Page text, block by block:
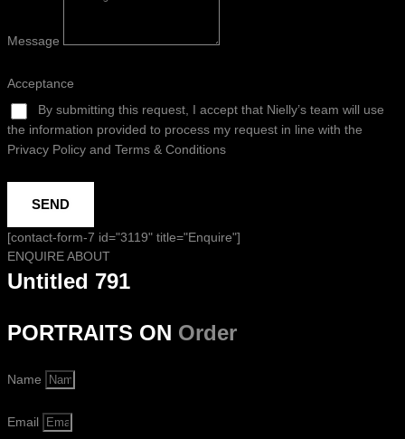
Message
Acceptance
By submitting this request, I accept that Nielly’s team will use
the information provided to process my request in line with the
Privacy Policy and Terms & Conditions
SEND
[contact-form-7 id="3119" title="Enquire"]
ENQUIRE ABOUT
Untitled 791
PORTRAITS ON Order
Name
Email